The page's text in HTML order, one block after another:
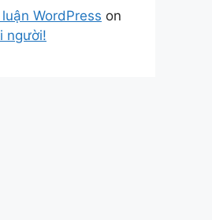
WordPress on
người!